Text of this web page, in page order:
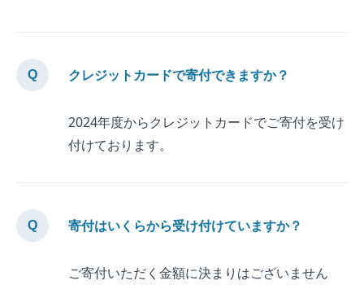
クレジットカードで寄付できますか？
2024年度からクレジットカードでご寄付を受け
付けております。
寄付はいくらから受け付けていますか？
ご寄付いただく金額に決まりはございません